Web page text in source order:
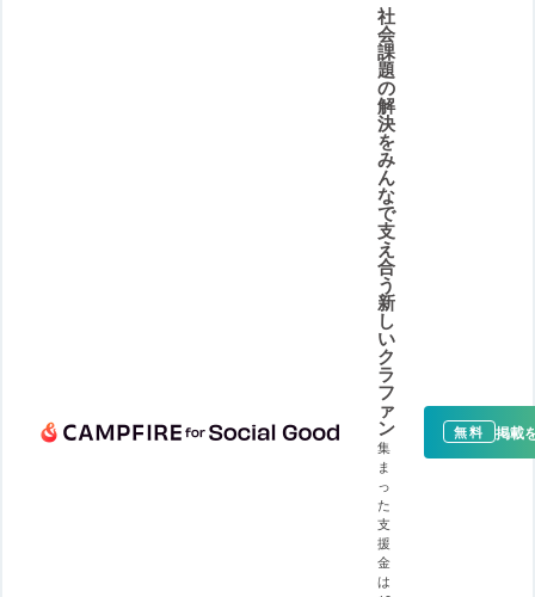
社
会
課
題
の
解
決
を
み
ん
な
で
支
え
合
う
新
し
い
ク
ラ
フ
ァ
ン
集
ま
っ
た
支
援
金
は
無料 掲載